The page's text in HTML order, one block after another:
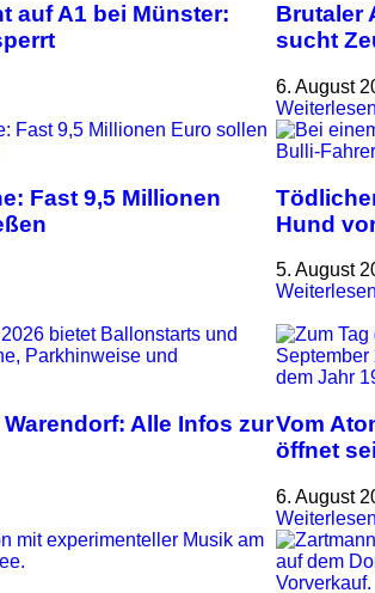
auf A1 bei Münster:
Brutaler
sucht
6. August
Fast 9,5 Millionen
Hund
5. August
Alle Infos zurVom
öffnet
6. August